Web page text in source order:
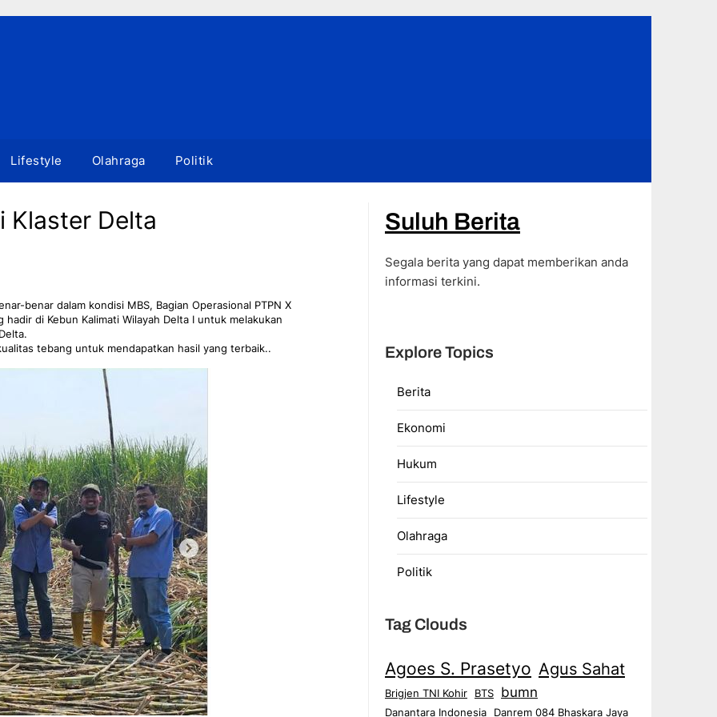
Lifestyle Olahraga Politik
Klaster Delta
benar dalam kondisi MBS, Bagian Operasional PTPN X
di Kebun Kalimati Wilayah Delta I untuk melakukan
tebang untuk mendapatkan hasil yang terbaik..
Suluh Berita
Segala berita yang dapat memberikan anda
informasi terkini.
Explore Topics
Berita
Ekonomi
Hukum
Lifestyle
Olahraga
Politik
Tag Clouds
Agoes S. Prasetyo Agus Sahat
Brigjen TNI Kohir BTS bumn
Danantara Indonesia Danrem 084 Bhaskara Jaya